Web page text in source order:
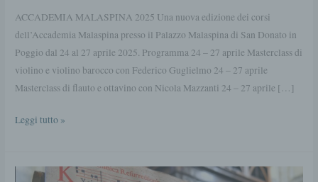
ACCADEMIA MALASPINA 2025 Una nuova edizione dei corsi
dell’Accademia Malaspina presso il Palazzo Malaspina di San Donato in
Poggio dal 24 al 27 aprile 2025. Programma 24 – 27 aprile Masterclass di
violino e violino barocco con Federico Guglielmo 24 – 27 aprile
Masterclass di flauto e ottavino con Nicola Mazzanti 24 – 27 aprile […]
Leggi tutto »
Corso